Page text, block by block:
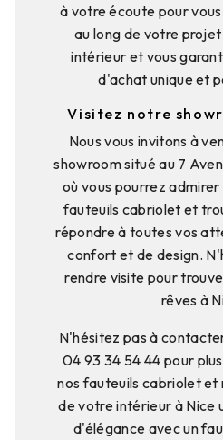
à votre écoute pour
au long de votre
intérieur et vous
d'achat unique et
Visitez notre
Nous vous invitons à
showroom situé au 7
où vous pourrez
fauteuils cabriolet et
répondre à toutes vos
confort et de design.
rendre visite pour
rêves à
N'hésitez pas à
04 93 34 54 44 pour
nos fauteuils cabriolet et
de votre intérieur à Nice
d'élégance avec un